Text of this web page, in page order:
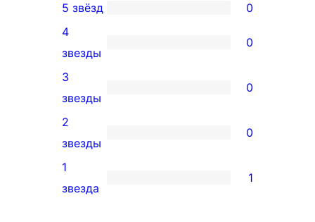
0
5-
звездный
отзыв
5 звёзд 0
0
4-
звездный
отзыв
4
звезды
0
0
3-
звездный
отзыв
3
звезды
0
0
2-
звездный
2
звезды
0
1
1
звезда
1